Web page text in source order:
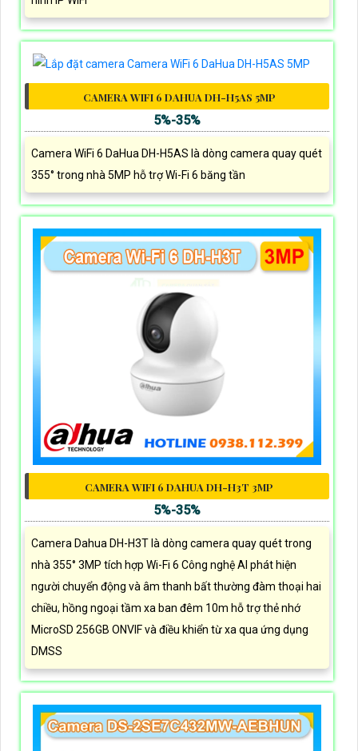
CAMERA WIFI 6 DAHUA DH-H5AS 5MP
5%-35%
Camera WiFi 6 DaHua DH-H5AS là dòng camera quay quét
355° trong nhà 5MP hỗ trợ Wi-Fi 6 băng tần
CAMERA WIFI 6 DAHUA DH-H3T 3MP
5%-35%
Camera Dahua DH-H3T là dòng camera quay quét trong
nhà 355° 3MP tích hợp Wi-Fi 6 Công nghệ AI phát hiện
người chuyển động và âm thanh bất thường đàm thoại hai
chiều, hồng ngoại tầm xa ban đêm 10m hỗ trợ thẻ nhớ
MicroSD 256GB ONVIF và điều khiển từ xa qua ứng dụng
DMSS